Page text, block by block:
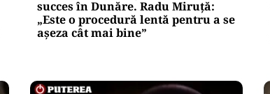
succes în Dunăre. Radu Miruță:
„Este o procedură lentă pentru a se
așeza cât mai bine”